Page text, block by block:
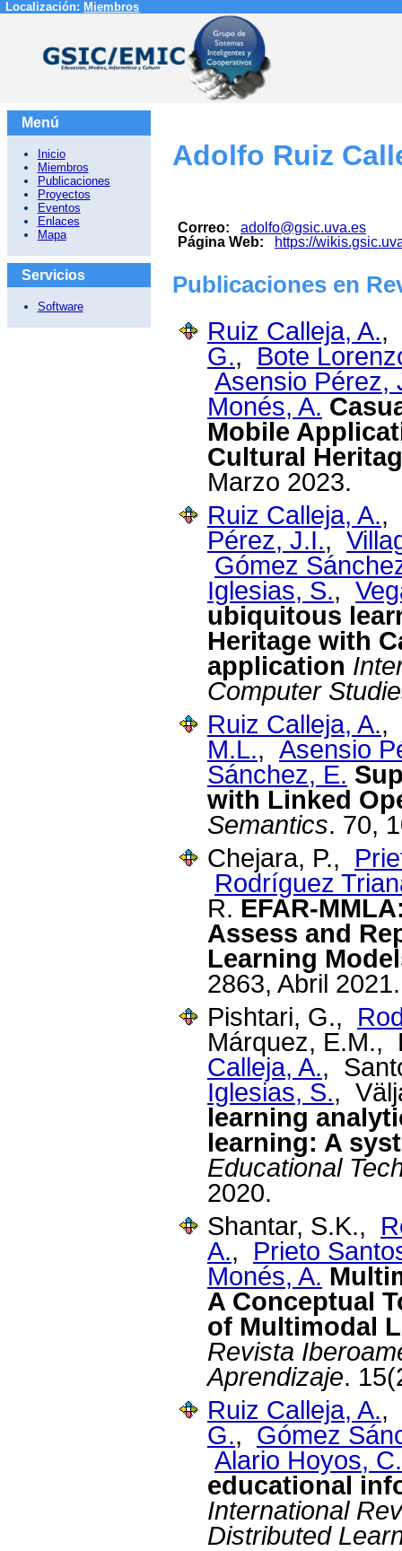
Localización: Miembros
Menú
Inicio
Miembros
Publicaciones
Proyectos
Eventos
Enlaces
Mapa
Servicios
Software
Adolfo Ruiz
Correo:
adolfo@gsic.uva.es
Página Web:
https://
Publicaciones en
Ruiz Calleja, A.,
G., Bote
Asensio Pérez,
Monés, A.
Mobile
Cultural
Marzo 2023.
Ruiz Calleja, A.,
Pérez, J.I.,
Gómez
Iglesias, S.,
ubiquitous
Heritage with
application
Computer
Ruiz Calleja, A.,
M.L., Asensio
Sánchez, E.
with Linked
Semantics. 70,
Chejara, P.,
Rodríguez
R. EFAR-
Assess and
Learning
2863, Abril 2021.
Pishtari, G.,
Márquez,
Calleja, A.,
Iglesias, S.,
learning
learning: A
Educational
2020.
Shantar, S.K.,
A., Prieto
Monés, A.
A Conceptual
of Multimodal
Revista
Aprendizaje.
Ruiz Calleja, A.,
G., Gómez
Alario Hoyos, C.
educational
International
Distributed